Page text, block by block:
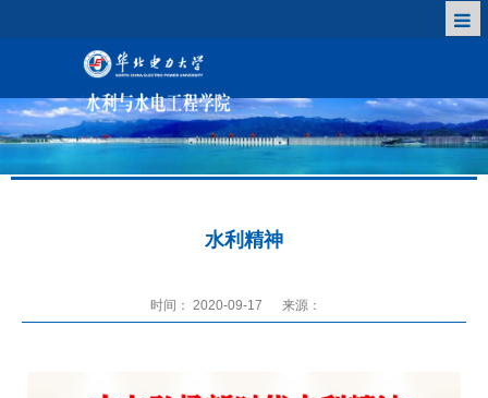
水利精神
时间： 2020-09-17 来源：